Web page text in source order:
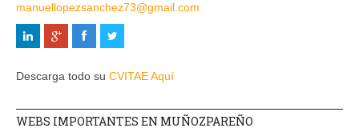
manuellopezsanchez73@gmail.com
Descarga todo su CVITAE Aquí
WEBS IMPORTANTES EN MUÑOZPAREÑO